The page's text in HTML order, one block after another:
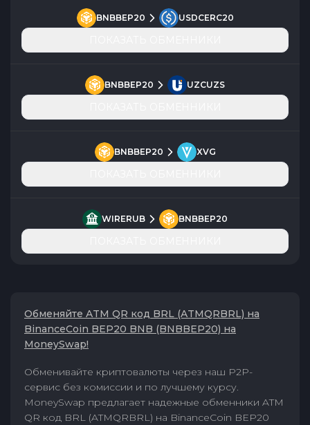
BNBBEP20 USDCERC20
BNBBEP20 UZCUZS
BNBBEP20 XVG
WIRERUB BNBBEP20
Обменяйте ATM QR код BRL (ATMQRBRL) на
BinanceCoin BEP20 BNB (BNBBEP20) на
MoneySwap!
Обменивайте криптовалюты через наш P2P-
сервис без комиссии и по лучшему курсу.
MoneySwap предлагает надежные обменники ATM
QR код BRL (ATMQRBRL) на BinanceCoin BEP20